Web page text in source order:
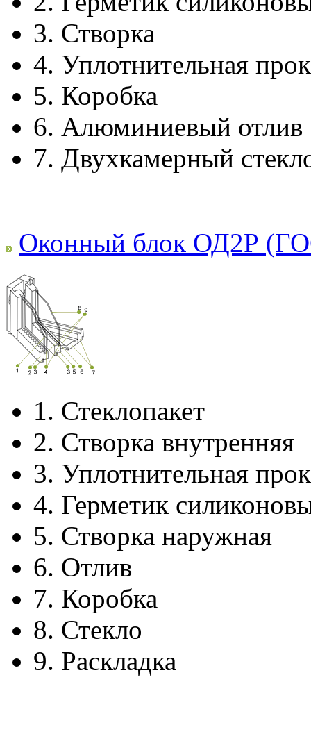
3. Створка
4. Уплотнительная
5. Коробка
6. Алюминиевый отлив
7. Двухкамерный
Оконный блок ОД2Р
1. Стеклопакет
2. Створка внутренняя
3. Уплотнительная
4. Герметик
5. Створка наружная
6. Отлив
7. Коробка
8. Стекло
9. Раскладка